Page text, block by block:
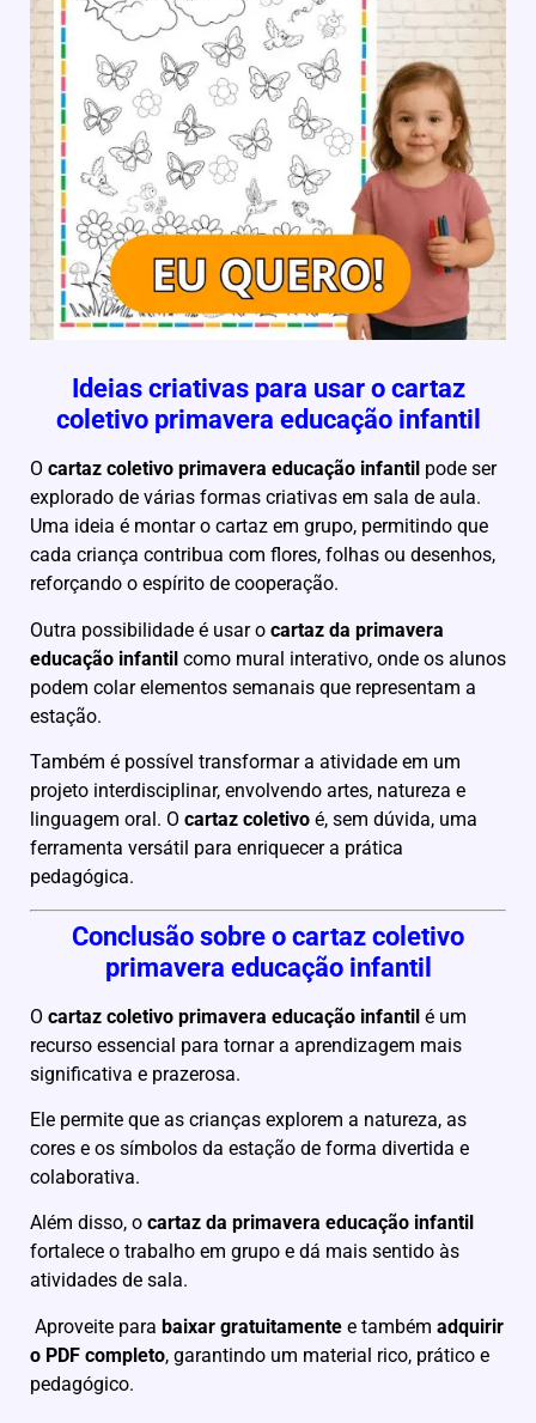
Ideias criativas para usar o cartaz
coletivo primavera educação infantil
O cartaz coletivo primavera educação infantil pode ser
explorado de várias formas criativas em sala de aula.
Uma ideia é montar o cartaz em grupo, permitindo que
cada criança contribua com flores, folhas ou desenhos,
reforçando o espírito de cooperação.
Outra possibilidade é usar o cartaz da primavera
educação infantil como mural interativo, onde os alunos
podem colar elementos semanais que representam a
estação.
Também é possível transformar a atividade em um
projeto interdisciplinar, envolvendo artes, natureza e
linguagem oral. O cartaz coletivo é, sem dúvida, uma
ferramenta versátil para enriquecer a prática
pedagógica.
Conclusão sobre o cartaz coletivo
primavera educação infantil
O cartaz coletivo primavera educação infantil é um
recurso essencial para tornar a aprendizagem mais
significativa e prazerosa.
Ele permite que as crianças explorem a natureza, as
cores e os símbolos da estação de forma divertida e
colaborativa.
Além disso, o cartaz da primavera educação infantil
fortalece o trabalho em grupo e dá mais sentido às
atividades de sala.
Aproveite para baixar gratuitamente e também adquirir
o PDF completo, garantindo um material rico, prático e
pedagógico.